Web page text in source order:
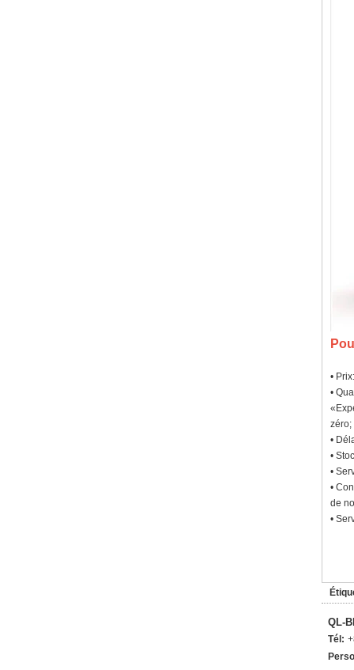
•
•
zéro;
•
•
•
•
de
•
QL-
Tél: